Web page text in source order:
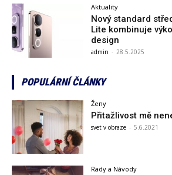
Aktuality
Nový standard
Lite kombinuje
design
admin - 28.5.2025
POPULÁRNÍ ČLÁNKY
Ženy
Přitažlivost mě
svet v obraze - 5.6.2021
Rady a Návody